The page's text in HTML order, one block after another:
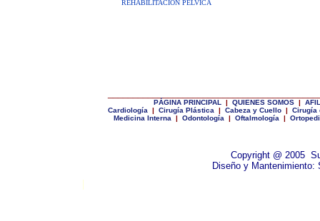
REHABILITACIÓN PÉLVICA
PÁGINA PRINCIPAL | QUIENES SOMOS | A
Cardiología
| Cirugía Plástica | Cabeza y Cuello |
Cirugía
Medicina Interna
| Odontología | Oftalmología |
Copyright @ 2005
Diseño y Mantenimiento:
|